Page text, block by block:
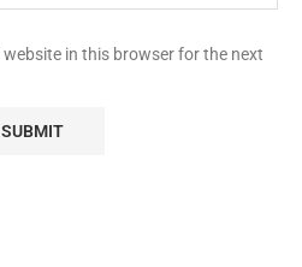
website in this browser for the next